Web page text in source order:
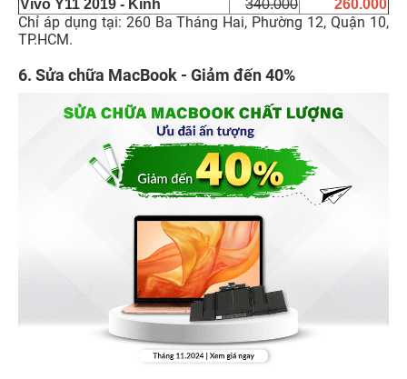
Vivo Y11 2019 - Kính
340.000 260.000
Chỉ áp dụng tại: 260 Ba Tháng Hai, Phường 12, Quận 10,
TP.HCM.
6. Sửa chữa MacBook - Giảm đến 40%